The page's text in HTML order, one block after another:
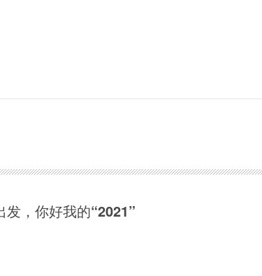
发，你好我的“2021”